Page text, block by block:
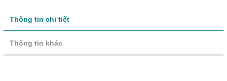
Thông tin chi tiết
Thông tin khác